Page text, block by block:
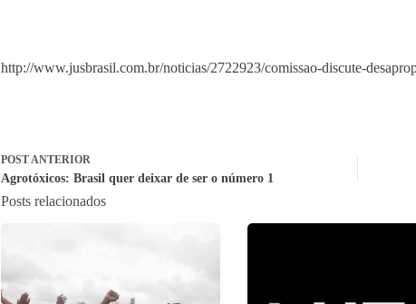
http://www.jusbrasil.com.br/noticias/2722923/comissao-discute-
POSTANTERIOR
Agrotóxicos: Brasil quer deixar de ser o número 1
Posts relacionados